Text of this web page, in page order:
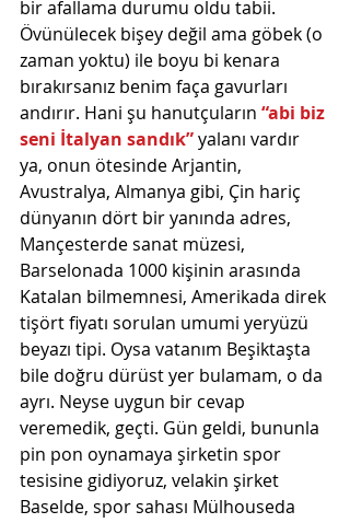
bir afallama durumu oldu tabii.
Övünülecek bişey değil ama göbek (o
zaman yoktu) ile boyu bi kenara
bırakırsanız benim faça gavurları
andırır. Hani şu hanutçuların “abi biz
seni İtalyan sandık” yalanı vardır
ya, onun ötesinde Arjantin,
Avustralya, Almanya gibi, Çin hariç
dünyanın dört bir yanında adres,
Mançesterde sanat müzesi,
Barselonada 1000 kişinin arasında
Katalan bilmemnesi, Amerikada direk
tişört fiyatı sorulan umumi yeryüzü
beyazı tipi. Oysa vatanım Beşiktaşta
bile doğru dürüst yer bulamam, o da
ayrı. Neyse uygun bir cevap
veremedik, geçti. Gün geldi, bununla
pin pon oynamaya şirketin spor
tesisine gidiyoruz, velakin şirket
Baselde, spor sahası Mülhouseda